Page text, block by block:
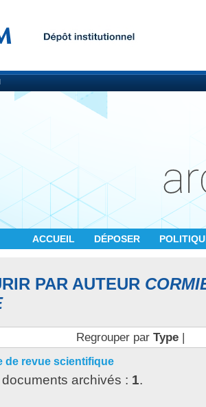
ACCUEIL DÉPOSER
PAR AUTEUR
Regrouper par Type|
de revue scientifique
archivés : 1.